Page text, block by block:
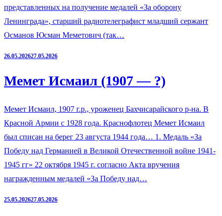
представленных на получение медалей «За оборону
Ленинграда», старший радиотелеграфист младший сержант
Османов Юсман Меметович (так…
26.05.202627.05.2026
Мемет Исмаил (1907 — ?)
Мемет Исмаил, 1907 г.р., уроженец Бахчисарайского р-на. В
Красной Армии с 1928 года. Краснофлотец Мемет Исмаил
был списан на берег 23 августа 1944 года… 1. Медаль «За
Победу над Германией в Великой Отечественной войне 1941-
1945 гг» 22 октября 1945 г. согласно Акта вручения
награжденным медалей «За Победу над…
25.05.202627.05.2026